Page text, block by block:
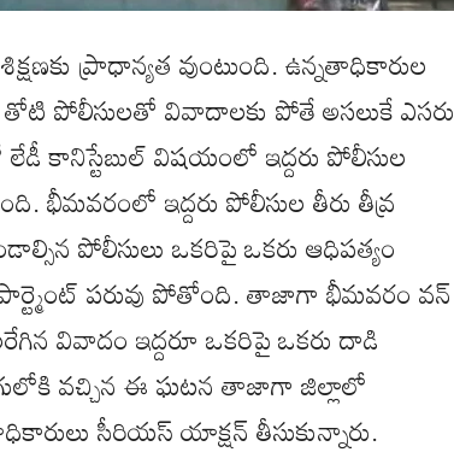
ప్రాధాన్యత వుంటుంది. ఉన్నతాధికారుల
తోటి పోలీసులతో వివాదాలకు పోతే అసలుకే ఎసరు
కానిస్టేబుల్ విషయంలో ఇద్దరు పోలీసుల
ఇద్దరు పోలీసుల తీరు తీవ్ర
పోలీసులు ఒకరిపై ఒకరు ఆధిపత్యం
పరువు పోతోంది. తాజాగా భీమవరం వన్
వివాదం ఇద్దరూ ఒకరిపై ఒకరు దాడి
వచ్చిన ఈ ఘటన తాజాగా జిల్లాలో
సీరియస్ యాక్షన్ తీసుకున్నారు.